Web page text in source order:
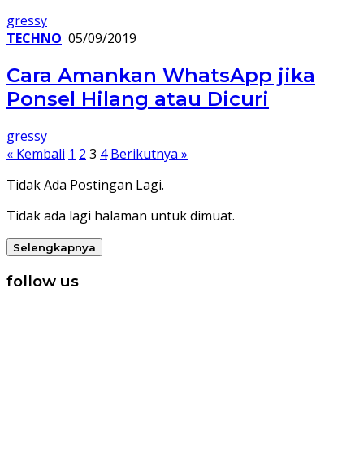
gressy
TECHNO 05/09/2019
Cara Amankan WhatsApp jika
Ponsel Hilang atau Dicuri
gressy
Paginasi
pos
« Kembali 1 2 3 4 Berikutnya »
Tidak Ada Postingan Lagi.
Tidak ada lagi halaman untuk dimuat.
Selengkapnya
follow us